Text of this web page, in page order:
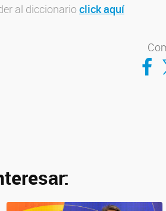
al diccionario click aquí